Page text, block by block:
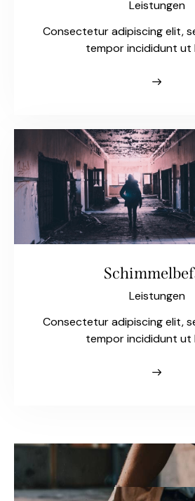
Leistungen
Consectetur adipiscing elit,
tempor incididunt ut
Leistungen
Consectetur adipiscing elit,
tempor incididunt ut